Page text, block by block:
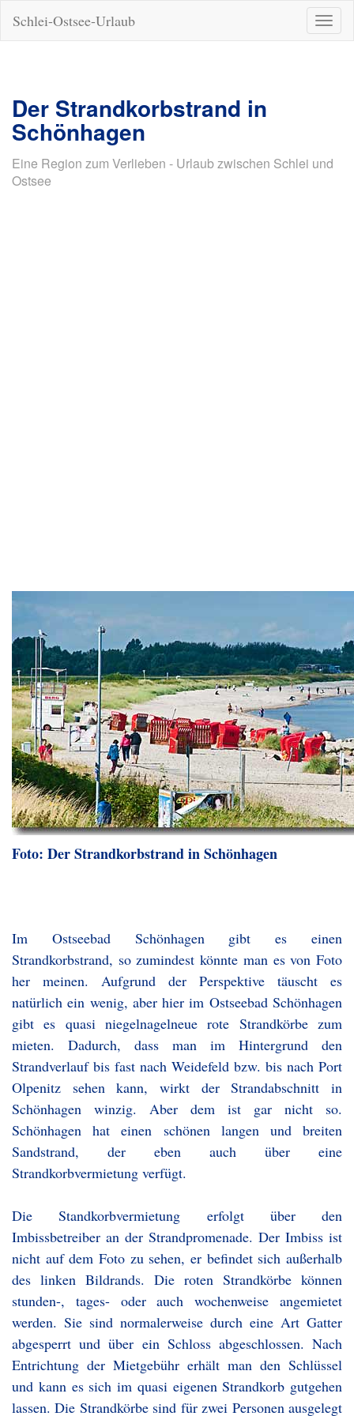
ein-/
Schlei-Ostsee-Urlaub
Der Strandkorbstrand in
Schönhagen
Eine Region zum Verlieben - Urlaub zwischen Schlei und
Ostsee
Foto: Der Strandkorbstrand in Schönhagen
Im Ostseebad Schönhagen gibt es einen
Strandkorbstrand, so zumindest könnte man es von Foto
her meinen. Aufgrund der Perspektive täuscht es
natürlich ein wenig, aber hier im Ostseebad Schönhagen
gibt es quasi niegelnagelneue rote Strandkörbe zum
mieten. Dadurch, dass man im Hintergrund den
Strandverlauf bis fast nach Weidefeld bzw. bis nach Port
Olpenitz sehen kann, wirkt der Strandabschnitt in
Schönhagen winzig. Aber dem ist gar nicht so.
Schönhagen hat einen schönen langen und breiten
Sandstrand, der eben auch über eine
Strandkorbvermietung verfügt.
Die Standkorbvermietung erfolgt über den
Imbissbetreiber an der Strandpromenade. Der Imbiss ist
nicht auf dem Foto zu sehen, er befindet sich außerhalb
des linken Bildrands. Die roten Strandkörbe können
stunden-, tages- oder auch wochenweise angemietet
werden. Sie sind normalerweise durch eine Art Gatter
abgesperrt und über ein Schloss abgeschlossen. Nach
Entrichtung der Mietgebühr erhält man den Schlüssel
und kann es sich im quasi eigenen Strandkorb gutgehen
lassen. Die Strandkörbe sind für zwei Personen ausgelegt